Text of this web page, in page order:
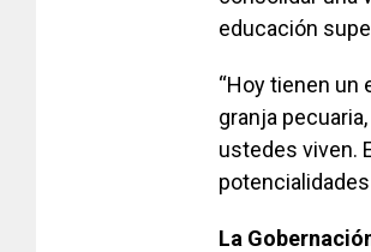
educación
“Hoy tienen un
granja
ustedes viven.
La